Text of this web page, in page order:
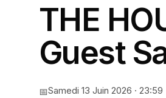
THE
Guest
📅Samedi 13 Juin 2026 · 23:59